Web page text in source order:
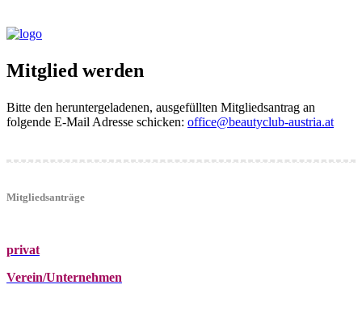
Mitglied werden
Bitte den heruntergeladenen, ausgefüllten Mitgliedsantrag an
folgende E-Mail Adresse schicken: office@beautyclub-austria.at
Mitgliedsanträge
privat
Verein/Unternehmen